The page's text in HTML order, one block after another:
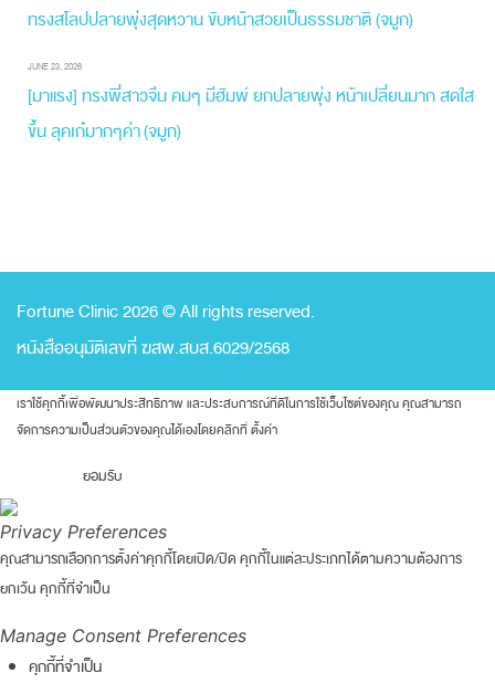
ทรงสโลปปลายพุ่งสุดหวาน ขับหน้าสวยเป็นธรรมชาติ (จมูก)
JUNE 23, 2026
[มาแรง] ทรงพี่สาวจีน คมๆ มีฮัมพ์ ยกปลายพุ่ง หน้าเปลี่ยนมาก สดใส
ขึ้น ลุคเก๋มากๆค่า (จมูก)
Fortune Clinic 2026 © All rights reserved.
หนังสืออนุมัติเลขที่ ฆสพ.สบส.6029/2568
เราใช้คุกกี้เพื่อพัฒนาประสิทธิภาพ และประสบการณ์ที่ดีในการใช้เว็บไซต์ของคุณ คุณสามารถ
จัดการความเป็นส่วนตัวของคุณได้เองโดยคลิกที่ตั้งค่า
ยอมรับ
Privacy Preferences
คุณสามารถเลือกการตั้งค่าคุกกี้โดยเปิด/ปิด คุกกี้ในแต่ละประเภทได้ตามความต้องการ
ยกเว้น คุกกี้ที่จำเป็น
Manage Consent Preferences
คุกกี้ที่จำเป็น